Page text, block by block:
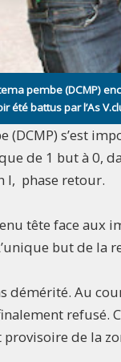
pembe (DCMP)
été battus par l’As
(DCMP) s’est
de 1 but à
I, phase retour.
tête face
but de la
démérité. Au
refusé.
de la